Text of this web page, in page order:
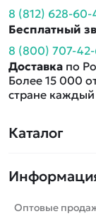
Каталог
Машинки
Танки
Оптовые
8 (812) 628-60-
Бесплатный
8 (800) 707-
Доставка по
Более 15 000
стране